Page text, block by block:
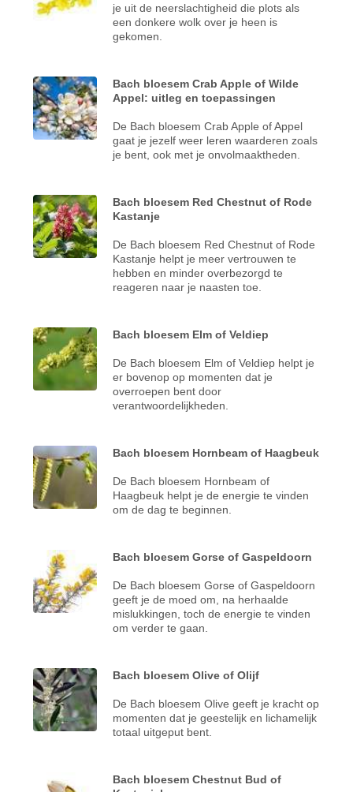
je uit de neerslachtigheid die plots als
een donkere wolk over je heen is
gekomen.
Bach bloesem Crab Apple of Wilde
Appel: uitleg en toepassingen
De Bach bloesem Crab Apple of Appel
gaat je jezelf weer leren waarderen zoals
je bent, ook met je onvolmaaktheden.
Bach bloesem Red Chestnut of Rode
Kastanje
De Bach bloesem Red Chestnut of Rode
Kastanje helpt je meer vertrouwen te
hebben en minder overbezorgd te
reageren naar je naasten toe.
Bach bloesem Elm of Veldiep
De Bach bloesem Elm of Veldiep helpt je
er bovenop op momenten dat je
overroepen bent door
verantwoordelijkheden.
Bach bloesem Hornbeam of Haagbeuk
De Bach bloesem Hornbeam of
Haagbeuk helpt je de energie te vinden
om de dag te beginnen.
Bach bloesem Gorse of Gaspeldoorn
De Bach bloesem Gorse of Gaspeldoorn
geeft je de moed om, na herhaalde
mislukkingen, toch de energie te vinden
om verder te gaan.
Bach bloesem Olive of Olijf
De Bach bloesem Olive geeft je kracht op
momenten dat je geestelijk en lichamelijk
totaal uitgeput bent.
Bach bloesem Chestnut Bud of